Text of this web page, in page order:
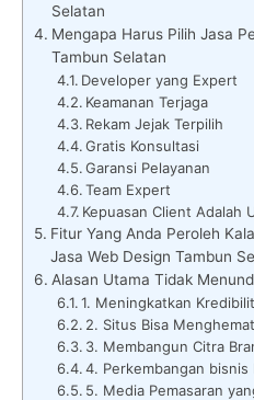
Selatan
Mengapa Harus Pilih Jasa
Tambun Selatan
Developer yang Expert
Keamanan Terjaga
Rekam Jejak Terpilih
Gratis Konsultasi
Garansi Pelayanan
Team Expert
Kepuasan Client Adalah
Fitur Yang Anda Peroleh
Jasa Web Design Tambun
Alasan Utama Tidak
1. Meningkatkan
2. Situs Bisa
3. Membangun Citra
4. Perkembangan bisnis
5. Media Pemasaran